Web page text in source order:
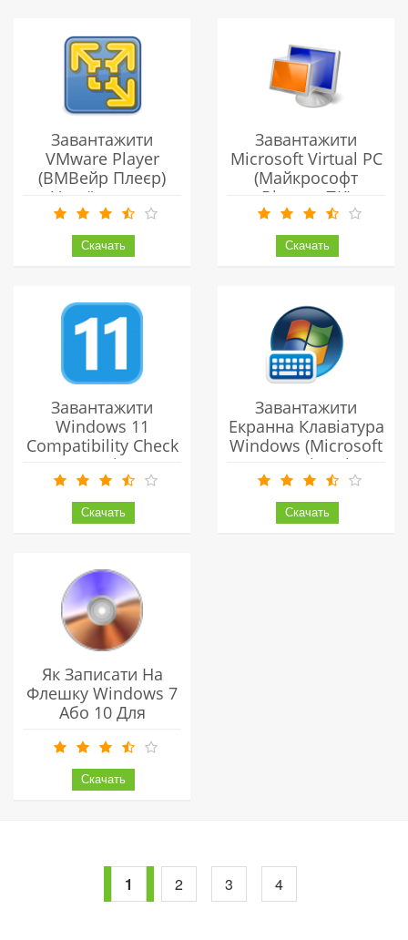
Завантажити
VMware Player
(ВМВейр Плеєр)
Українською
Безкоштовно
Завантажити
Microsoft Virtual PC
(Майкрософт
Віртуал ПК)
Українською
Безкоштовно
Завантажити
Windows 11
Compatibility Check
(перевірка
Сумісності З
Віндовс 11)
Українською
Завантажити
Екранна Клавіатура
Windows (Microsoft
Free Virtual
Keyboard)
Українською
Безкоштовно
Як Записати На
Флешку Windows 7
Або 10 Для
Установки ОС
1 2 3 4